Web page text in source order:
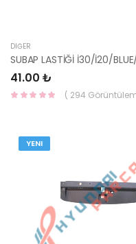
DIĞER
41.00 ₺
YENI